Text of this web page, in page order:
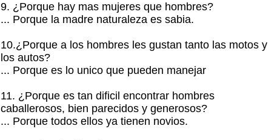
9. ¿Porque hay mas mujeres que hombres?
... Porque la madre naturaleza es sabia.
10.¿Porque a los hombres les gustan tanto las motos y
los autos?
... Porque es lo unico que pueden manejar
11. ¿Porque es tan dificil encontrar hombres
caballerosos, bien parecidos y generosos?
... Porque todos ellos ya tienen novios.